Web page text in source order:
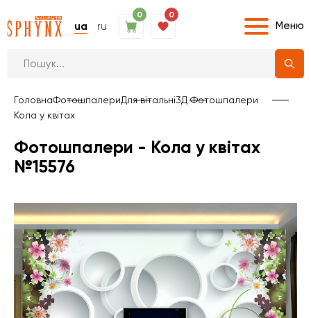
ua ru
0 0
Меню
ГоловнаФотошпалериДля вітальні3Д Фотошпалери
Кола у квітах
Фотошпалери - Кола у квітах
№15576